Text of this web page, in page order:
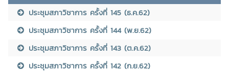
ประชุมสภาวิชาการ ครั้งที่ 145 (ธ.ค.62)
ประชุมสภาวิชาการ ครั้งที่ 144 (พ.ย.62)
ประชุมสภาวิชาการ ครั้งที่ 143 (ต.ค.62)
ประชุมสภาวิชาการ ครั้งที่ 142 (ก.ย.62)